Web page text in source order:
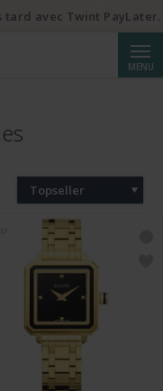
MENU
Topseller
tard avec Twint PayLater.